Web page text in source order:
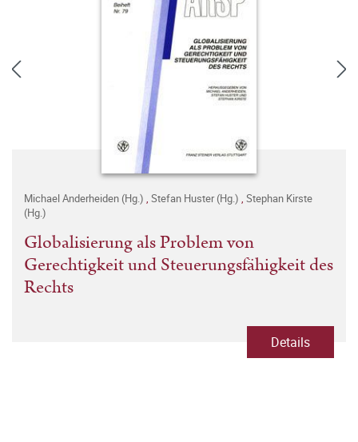
Michael Anderheiden (Hg.) , Stefan Huster (Hg.) , Stephan Kirste
(Hg.)
Globalisierung als Problem von
Gerechtigkeit und Steuerungsfähigkeit des
Rechts
Details